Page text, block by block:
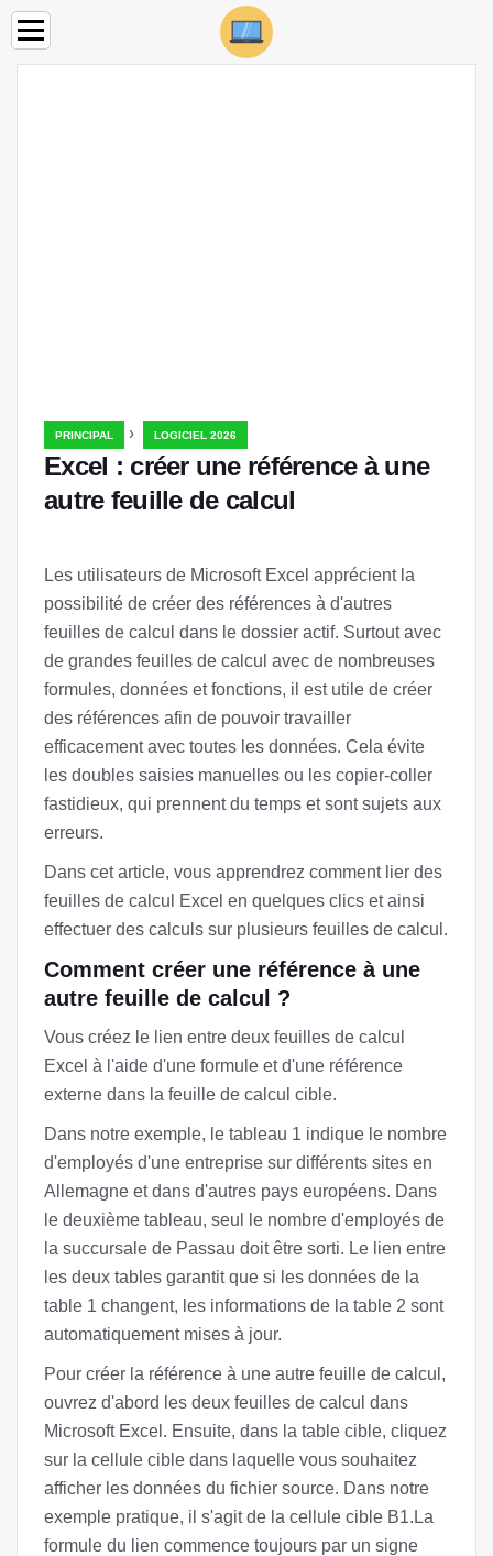
PRINCIPAL › LOGICIEL 2026
Excel : créer une référence à une
autre feuille de calcul
Les utilisateurs de Microsoft Excel apprécient la
possibilité de créer des références à d'autres
feuilles de calcul dans le dossier actif. Surtout avec
de grandes feuilles de calcul avec de nombreuses
formules, données et fonctions, il est utile de créer
des références afin de pouvoir travailler
efficacement avec toutes les données. Cela évite
les doubles saisies manuelles ou les copier-coller
fastidieux, qui prennent du temps et sont sujets aux
erreurs.
Dans cet article, vous apprendrez comment lier des
feuilles de calcul Excel en quelques clics et ainsi
effectuer des calculs sur plusieurs feuilles de calcul.
Comment créer une référence à une
autre feuille de calcul ?
Vous créez le lien entre deux feuilles de calcul
Excel à l'aide d'une formule et d'une référence
externe dans la feuille de calcul cible.
Dans notre exemple, le tableau 1 indique le nombre
d'employés d'une entreprise sur différents sites en
Allemagne et dans d'autres pays européens. Dans
le deuxième tableau, seul le nombre d'employés de
la succursale de Passau doit être sorti. Le lien entre
les deux tables garantit que si les données de la
table 1 changent, les informations de la table 2 sont
automatiquement mises à jour.
Pour créer la référence à une autre feuille de calcul,
ouvrez d'abord les deux feuilles de calcul dans
Microsoft Excel. Ensuite, dans la table cible, cliquez
sur la cellule cible dans laquelle vous souhaitez
afficher les données du fichier source. Dans notre
exemple pratique, il s'agit de la cellule cible B1.La
formule du lien commence toujours par un signe